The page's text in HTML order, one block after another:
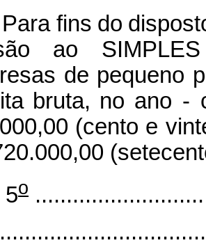
fins do
ao
de pequeno
bruta, no ano -
(cento e
5o